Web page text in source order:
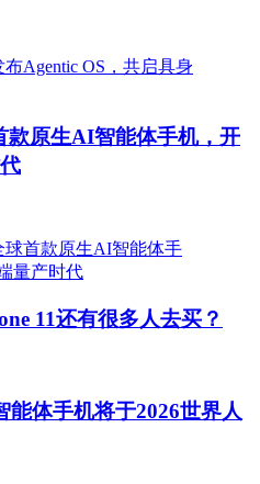
款原生AI智能体手机，开
11还有很多人去买？
体手机将于2026世界人